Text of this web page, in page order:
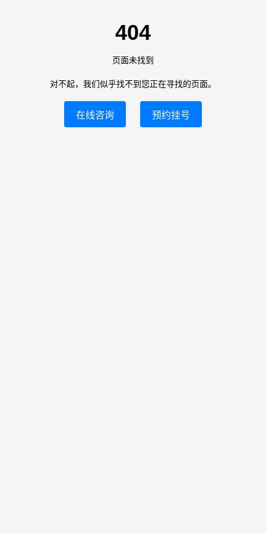
404
页面未找到
对不起，我们似乎找不到您正在寻找的页面。
在线咨询 预约挂号